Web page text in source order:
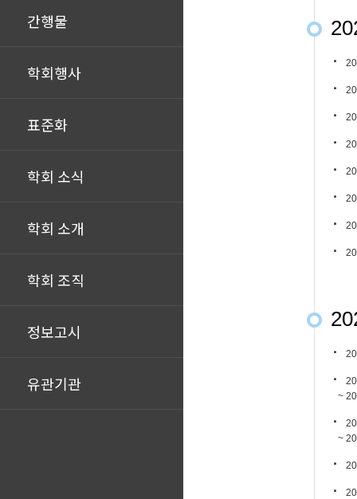
간행물
학회행사
표준화
학회 소식
학회 소개
학회 조직
정보고시
유관기관
~
~